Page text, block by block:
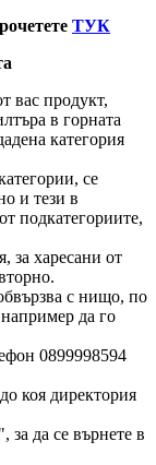
ТУК
вас продукт,
в горната
категория
се
и тези в
подкатегориите,
за харесани от
с нищо, по
да го
0899998594
коя директория
за да се върнете в